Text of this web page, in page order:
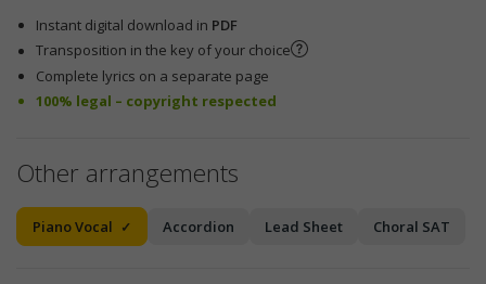
Instant digital download in PDF
Transposition in the key of your choice
Complete lyrics on a separate page
100% legal – copyright respected
Other arrangements
Piano Vocal Accordion Lead Sheet Choral SAT